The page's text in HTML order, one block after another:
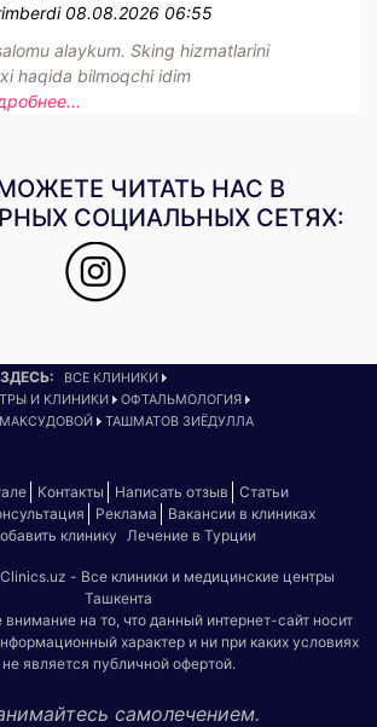
08.08.2026 06:55
alaykum. Sking hizmatlarini
haqida bilmoqchi idim
ЧИТАТЬ НАС В
СОЦИАЛЬНЫХ СЕТЯХ:
ВСЕ КЛИНИКИ
И КЛИНИКИ
ОФТАЛЬМОЛОГИЯ
ТАШМАТОВ ЗИЁДУЛЛА
Контакты Написать отзыв
Статьи
Реклама
Вакансии в клиниках
клинику
Лечение в Турции
- Все клиники и медицинские центры
Ташкента
на то, что данный интернет-сайт носит
характер и ни при каких условиях
не является публичной офертой.
самолечением.